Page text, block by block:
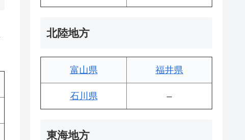
北陸地方
富山県 福井県
石川県 –
東海地方